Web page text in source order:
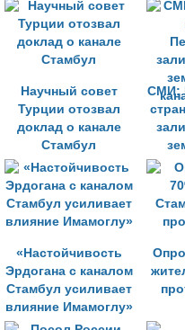
долга
Научный совет
Турции отозвал
доклад о канале
Стамбул
СМИ:
«Настойчивость
Эрдогана с каналом
Стамбул усиливает
влияние Имамоглу»